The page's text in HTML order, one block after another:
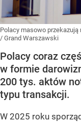
Polacy masowo
/ Grand Warszawski
Polacy coraz
w formie
200 tys. aktów
typu transakcji.
W 2025 roku